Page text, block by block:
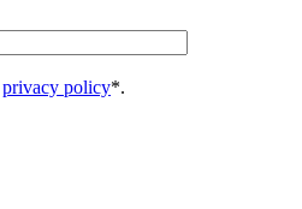
privacy policy*.